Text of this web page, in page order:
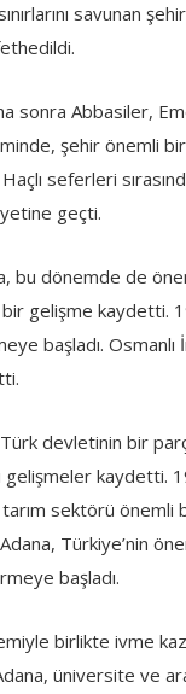
savunan
sonra Abbasiler,
şehir önemli
seferleri
geçti.
bu dönemde de
gelişme kaydetti.
başladı. Osmanlı
devletinin bir
kaydetti.
sektörü önemli
Türkiye’nin
başladı.
birlikte ivme
üniversite ve